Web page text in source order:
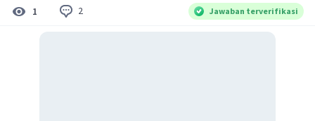
1 2 Jawaban terverifikasi